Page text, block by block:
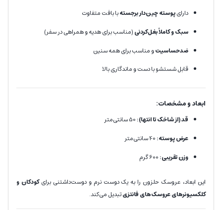
دارایپوسته چین‌دار برجستهبا بافت متفاوت
سبک و کاملاً بغل‌کردنی(مناسب برای هدیه و همراهی در سفر)
ضدحساسیتو مناسب برای همه سنین
قابل شستشو با دست و ماندگاری بالا
ابعاد و مشخصات:
قد (از شاخک تا انتها):
عرض پوسته:
وزن تقریبی:
این ابعاد، عروسک حلزون را به یک دوست نرم و دوست‌داشتنی برایکودکان و
کلکسیونرهای عروسک‌های فانتزیتبدیل می‌کند.